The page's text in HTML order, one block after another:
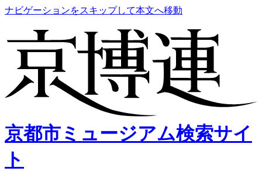
ナビゲーションをスキップして本文へ移動
京都市ミュージアム検索サイ
ト